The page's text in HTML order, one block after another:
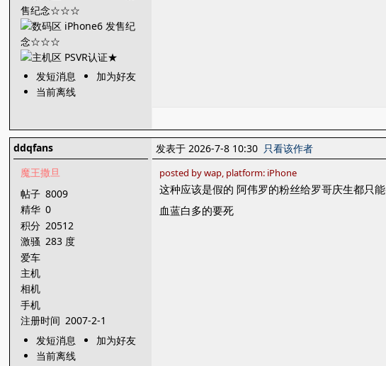
发短消息
加为好友
当前离线
ddqfans
魔王撒旦
帖子 8009
精华 0
积分 20512
激骚 283 度
爱车
主机
相机
手机
注册时间 2007-2-1
发短消息
加为好友
当前离线
发表于 2026-7-8 10:30 只看该作者
posted by wap, platform: iPhone
这种应该是假的 阿伟罗的粉丝给罗哥庆生都只
血蓝白多的要死